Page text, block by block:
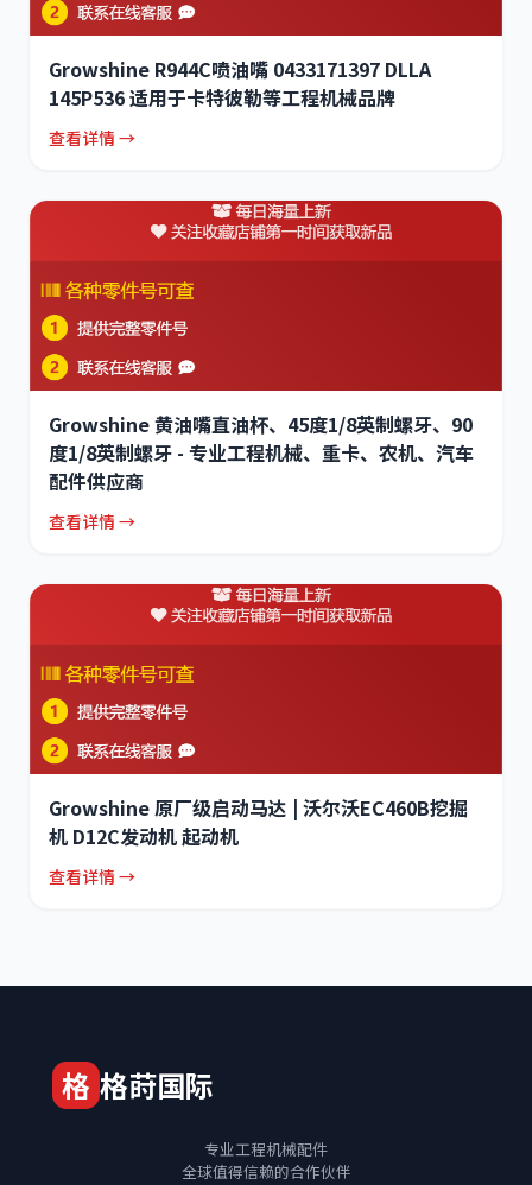
Growshine R944C喷油嘴 0433171397 DLLA
145P536 适用于卡特彼勒等工程机械品牌
查看详情 →
Growshine 黄油嘴直油杯、45度1/8英制螺牙、90
度1/8英制螺牙 - 专业工程机械、重卡、农机、汽车
配件供应商
查看详情 →
Growshine 原厂级启动马达 | 沃尔沃EC460B挖掘
机 D12C发动机 起动机
查看详情 →
格 格莳国际
专业工程机械配件
全球值得信赖的合作伙伴